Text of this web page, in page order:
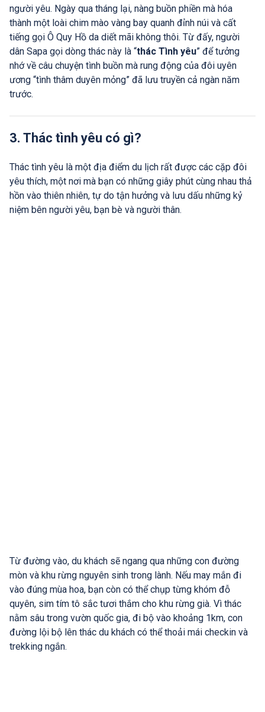
người yêu. Ngày qua tháng lại, nàng buồn phiền mà hóa
thành một loài chim mào vàng bay quanh đỉnh núi và cất
tiếng gọi Ô Quy Hồ da diết mãi không thôi. Từ đấy, người
dân Sapa gọi dòng thác này là “thác Tình yêu” để tưởng
nhớ về câu chuyện tình buồn mà rung động của đôi uyên
ương “tình thâm duyên mỏng” đã lưu truyền cả ngàn năm
trước.
3. Thác tình yêu có gì?
Thác tình yêu là một địa điểm du lịch rất được các cặp đôi
yêu thích, một nơi mà bạn có những giây phút cùng nhau thả
hồn vào thiên nhiên, tự do tận hưởng và lưu dấu những kỷ
niệm bên người yêu, bạn bè và người thân.
Từ đường vào, du khách sẽ ngang qua những con đường
mòn và khu rừng nguyên sinh trong lành. Nếu may mắn đi
vào đúng mùa hoa, bạn còn có thể chụp từng khóm đỗ
quyên, sim tím tô sắc tươi thắm cho khu rừng già. Vì thác
nằm sâu trong vườn quốc gia, đi bộ vào khoảng 1km, con
đường lội bộ lên thác du khách có thể thoải mái checkin và
trekking ngắn.